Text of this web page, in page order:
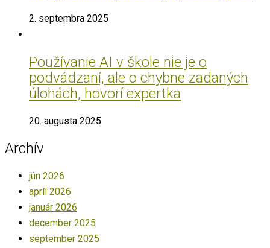
2. septembra 2025
Používanie AI v škole nie je o
podvádzaní, ale o chybne zadaných
úlohách, hovorí expertka
20. augusta 2025
Archív
jún 2026
apríl 2026
január 2026
december 2025
september 2025